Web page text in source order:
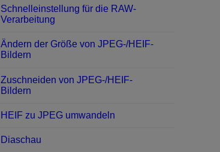
Schnelleinstellung für die RAW-
Verarbeitung
Ändern der Größe von JPEG-/HEIF-
Bildern
Zuschneiden von JPEG-/HEIF-
Bildern
HEIF zu JPEG umwandeln
Diaschau